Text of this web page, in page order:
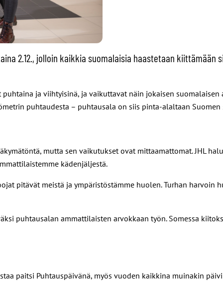
2.12., jolloin kaikkia suomalaisia haastetaan
ja viihtyisinä, ja vaikuttavat näin jokaisen suomalaisen
puhtaudesta – puhtausala on siis pinta-alaltaan
mutta sen vaikutukset ovat mittaamattomat. JHL
kädenjäljestä.
pitävät meistä ja ympäristöstämme huolen. Turhan harvoin
puhtausalan ammattilaisten arvokkaan työn. Somessa
paitsi Puhtauspäivänä, myös vuoden kaikkina muinakin